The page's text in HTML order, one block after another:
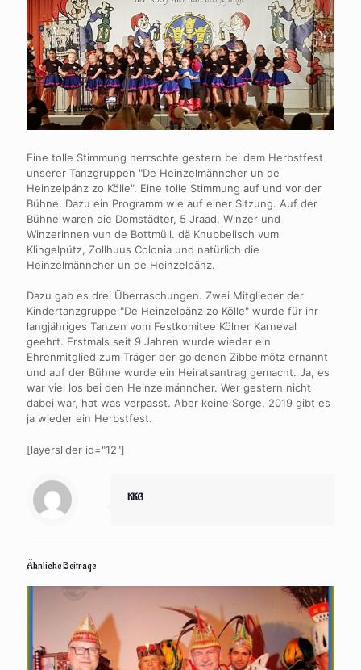
Eine tolle Stimmung herrschte gestern bei dem Herbstfest
unserer Tanzgruppen "De Heinzelmänncher un de
Heinzelpänz zo Kölle". Eine tolle Stimmung auf und vor der
Bühne. Dazu ein Programm wie auf einer Sitzung. Auf der
Bühne waren die Domstädter, 5 Jraad, Winzer und
Winzerinnen vun de Bottmüll. dä Knubbelisch vum
Klingelpütz, Zollhuus Colonia und natürlich die
Heinzelmänncher un de Heinzelpänz.
Dazu gab es drei Überraschungen. Zwei Mitglieder der
Kindertanzgruppe "De Heinzelpänz zo Kölle" wurde für ihr
langjähriges Tanzen vom Festkomitee Kölner Karneval
geehrt. Erstmals seit 9 Jahren wurde wieder ein
Ehrenmitglied zum Träger der goldenen Zibbelmötz ernannt
und auf der Bühne wurde ein Heiratsantrag gemacht. Ja, es
war viel los bei den Heinzelmänncher. Wer gestern nicht
dabei war, hat was verpasst. Aber keine Sorge, 2019 gibt es
ja wieder ein Herbstfest.
[layerslider id="12"]
KKG
Ähnliche Beiträge